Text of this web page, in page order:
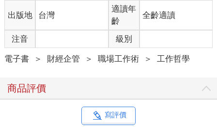
職業的限制。這裡帶出本書的第二個重要觀察：如果這些知識不
立刻派上用場，後果就會不堪設想，因為我們使用智慧科技的方
式，正在不知不覺傷害人類的能力。
潛在的威脅：追求生產力，卻打斷技能的核心
現在許多職場因為科技的介入，硬生生隔開資淺員工與資深員
不完整，未來我們該如何學習與智慧機器共事？
大家經常問我：「機器人會不會搶走人類的工作？」答案很簡
單：「會。」目前最完整的研究顯示，企業每添購一台機器人，
大約會取代三到六個工作機會。然而，有一個問題比失業更重
出版地 台灣
適讀年
齡
全齡適讀
注音 級別
電子書 ＞ 財經企管 ＞ 職場工作術 ＞ 工作哲學
商品評價
寫評價